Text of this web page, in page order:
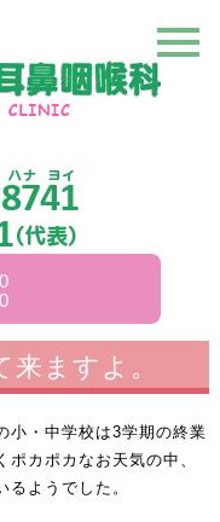
ますよ。
・中学校は3学期の終業
カポカなお天気の中、
ようでした。